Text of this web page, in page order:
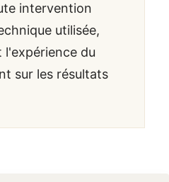
intervention
utilisée,
l'expérience du
sur les résultats